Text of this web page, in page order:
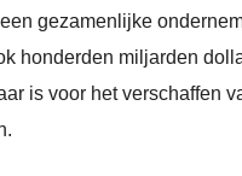
gezamenlijke
honderden miljarden
is voor het verschaffen